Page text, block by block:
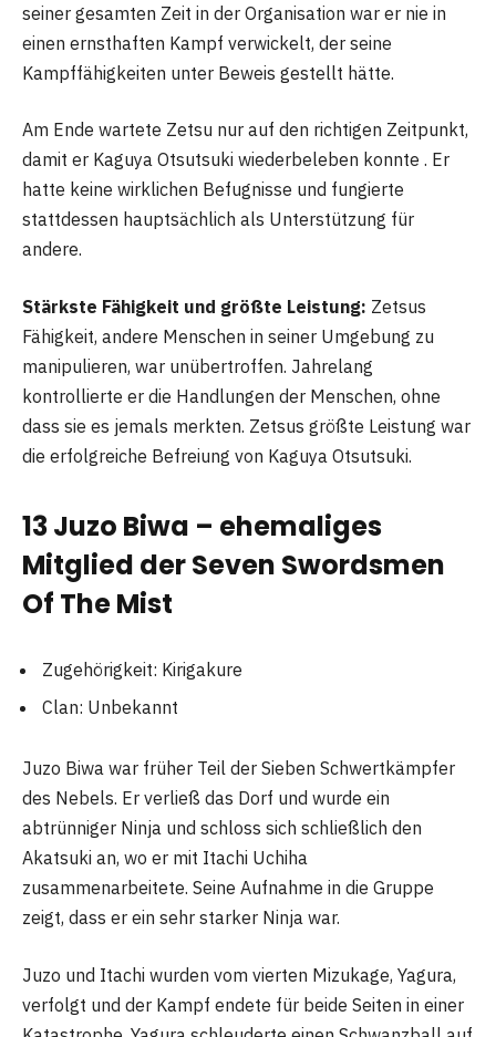
seiner gesamten Zeit in der Organisation war er nie in
einen ernsthaften Kampf verwickelt, der seine
Kampffähigkeiten unter Beweis gestellt hätte.
Am Ende wartete Zetsu nur auf den richtigen Zeitpunkt,
damit er Kaguya Otsutsuki wiederbeleben konnte . Er
hatte keine wirklichen Befugnisse und fungierte
stattdessen hauptsächlich als Unterstützung für
andere.
Stärkste Fähigkeit und größte Leistung: Zetsus
Fähigkeit, andere Menschen in seiner Umgebung zu
manipulieren, war unübertroffen. Jahrelang
kontrollierte er die Handlungen der Menschen, ohne
dass sie es jemals merkten. Zetsus größte Leistung war
die erfolgreiche Befreiung von Kaguya Otsutsuki.
13 Juzo Biwa – ehemaliges
Mitglied der Seven Swordsmen
Of The Mist
Zugehörigkeit: Kirigakure
Clan: Unbekannt
Juzo Biwa war früher Teil der Sieben Schwertkämpfer
des Nebels. Er verließ das Dorf und wurde ein
abtrünniger Ninja und schloss sich schließlich den
Akatsuki an, wo er mit Itachi Uchiha
zusammenarbeitete. Seine Aufnahme in die Gruppe
zeigt, dass er ein sehr starker Ninja war.
Juzo und Itachi wurden vom vierten Mizukage, Yagura,
verfolgt und der Kampf endete für beide Seiten in einer